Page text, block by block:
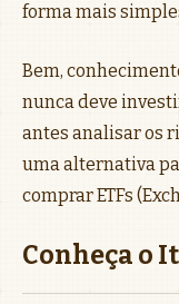
forma mais
Bem,
nunca deve
antes analisar os
uma alternativa
comprar ETFs
Conheça o